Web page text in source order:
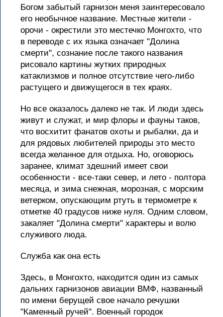
Богом забытый гарнизон меня заинтересовало
его необычное название. Местные жители -
орочи - окрестили это местечко Монгохто, что
в переводе с их языка означает "Долина
смерти", сознание после такого названия
рисовало картины жутких природных
катаклизмов и полное отсутствие чего-либо
растущего и движущегося в тех краях.
Но все оказалось далеко не так. И люди здесь
живут и служат, и мир флоры и фауны таков,
что восхитит фанатов охоты и рыбалки, да и
для рядовых любителей природы это место
всегда желанное для отдыха. Но, оговорюсь
заранее, климат здешний имеет свои
особенности - все-таки север, и лето - полтора
месяца, и зима снежная, морозная, с морским
ветерком, опускающим ртуть в термометре к
отметке 40 градусов ниже нуля. Одним словом,
закаляет "Долина смерти" характеры и волю
служивого люда.
Служба как она есть
Здесь, в Монгохто, находится один из самых
дальних гарнизонов авиации ВМФ, названный
по имени берущей свое начало речушки
"Каменный ручей". Военный городок